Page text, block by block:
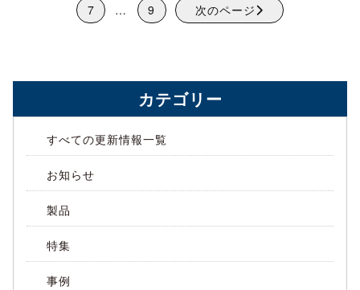
7 … 9 次のページ
カテゴリー
すべての更新情報一覧
お知らせ
製品
特集
事例